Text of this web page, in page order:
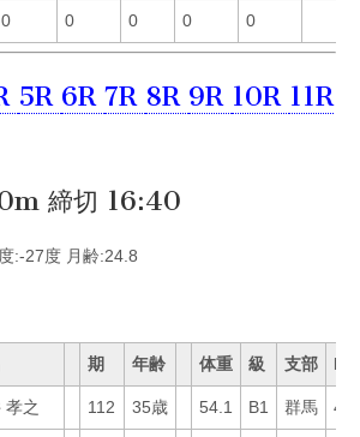
0 0 0 0 0
5R 6R 7R 8R 9R 10R 11R
締切 16:40
:-27度 月齢:24.8
期 年齢 体重 級 支部 Mo
孝之 112 35歳 54.1 B1 群馬 49